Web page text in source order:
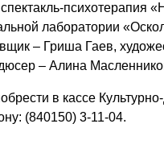
психотерапия
лаборатории
– Гриша Гаев,
– Алина
в кассе
(840150) 3-11-04.